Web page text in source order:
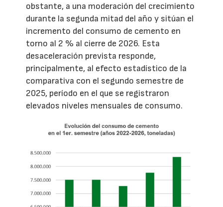
obstante, a una moderación del crecimiento
durante la segunda mitad del año y sitúan el
incremento del consumo de cemento en
torno al 2 % al cierre de 2026. Esta
desaceleración prevista responde,
principalmente, al efecto estadístico de la
comparativa con el segundo semestre de
2025, período en el que se registraron
elevados niveles mensuales de consumo.